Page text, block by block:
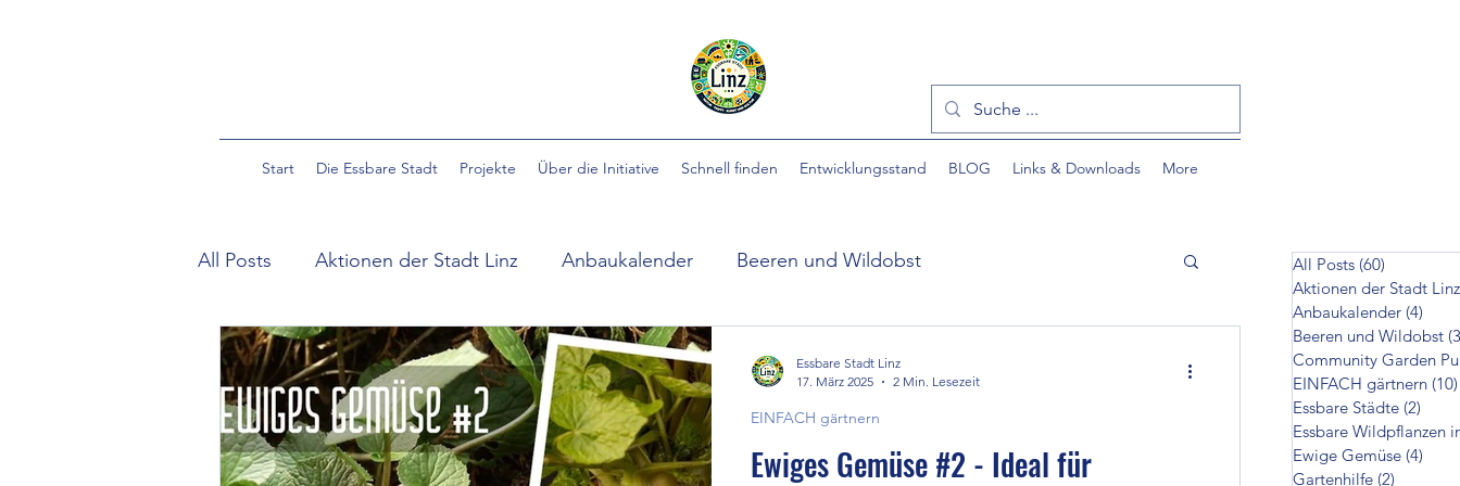
Start Die Essbare Stadt Projekte Über die Initiative Schnell finden Entwicklungsstand BLOG Links & Downloads More
All Posts Aktionen der Stadt Linz Anbaukalender Beeren und Wildobst
Community Garden Pulvermühlpark EINFACH gärtnern
Essbare Wildpflanzen in der Stadt Ewige Gemüse Gartenhilfe
Ewiges Gemüse #2 - Ideal für
EINFACH gärtnern
Essbare Stadt Linz
17. März 2025
2 Min. Lesezeit
All Posts (60)
Aktionen der Stadt Linz
Anbaukalender (4)
Beeren und Wildobst
EINFACH gärtnern (10)
Essbare Städte (2)
Essbare Wildpflanzen
Ewige Gemüse (4)
Gartenhilfe (2)